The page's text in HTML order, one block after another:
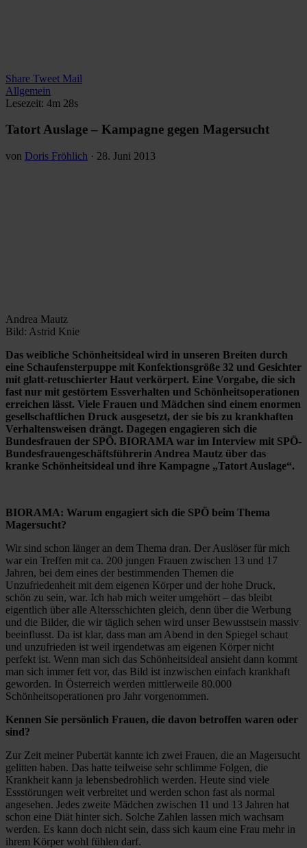
Share Tweet Mail
Allgemein
Lesezeit: 4m 28s
Tatort Auslage – Kampagne gegen Magersucht
von Doris Fröhlich · 28. Juni 2013
Andrea Mautz
Bild: Astrid Knie
Das weibliche Schönheitsideal wird in unseren Breiten durch
eine Schaufensterpuppe mit Konfektionsgröße 32 und Gesichter
mit glatt-retuschierter Haut verkörpert. Eine Vorgabe, die sich
fast nur mit gestörtem Essverhalten und Schönheitsoperationen
erreichen lässt. Viele Frauen und Mädchen sind einem enormen
gesellschaftlichen Druck ausgesetzt, der sie bis zu krankhaften
Verhaltensweisen drängt. Dagegen engagieren sich die
Bundesfrauen der SPÖ. BIORAMA war im Interview mit SPÖ-
Bundesfrauengeschäftsführerin Andrea Mautz über das
kranke Schönheitsideal und ihre Kampagne „Tatort Auslage“.
BIORAMA: Warum engagiert sich die SPÖ beim Thema
Magersucht?
Wir sind schon länger an dem Thema dran. Der Auslöser für mich
war ein Treffen mit ca. 200 jungen Frauen zwischen 13 und 17
Jahren, bei dem eines der bestimmenden Themen die
Unzufriedenheit mit dem eigenen Körper und der hohe Druck,
schön zu sein, war. Ich hab mich weiter umgehört – das bleibt
eigentlich über alle Altersschichten gleich, denn über die Werbung
und die Bilder, die wir täglich sehen wird unser Bewusstsein massiv
beeinflusst. Da ist klar, dass man am Abend in den Spiegel schaut
und unzufrieden ist weil irgendetwas am eigenen Körper nicht
perfekt ist. Wenn man sich das Schönheitsideal ansieht dann kommt
man sich immer fett vor, das Bild ist inzwischen einfach krankhaft
geworden. In Österreich werden mittlerweile 80.000
Schönheitsoperationen pro Jahr vorgenommen.
Kennen Sie persönlich Frauen, die davon betroffen waren oder
sind?
Zur Zeit meiner Pubertät kannte ich zwei Frauen, die an Magersucht
gelitten haben. Das hatte teilweise sehr schlimme Folgen, die
Krankheit kann ja lebensbedrohlich werden. Heute sind viele
Essstörungen weit verbreitet und werden schon fast als normal
angesehen. Jedes zweite Mädchen zwischen 11 und 13 Jahren hat
schon eine Diät hinter sich. Solche Zahlen lassen mich wachsam
werden. Es kann doch nicht sein, dass sich kaum eine Frau mehr in
ihrem Körper wohl fühlen darf.